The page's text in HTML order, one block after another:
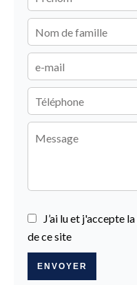
J’ai lu et j'accepte la
de ce site
ENVOYER